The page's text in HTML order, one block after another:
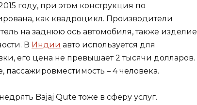
году, при этом конструкция по
как квадроцикл. Производители
на заднюю ось автомобиля, также изделие
В Индии авто используется для
его цена не превышает 2 тысячи долларов.
пассажировместимость – 4 человека.
Bajaj Qute тоже в сферу услуг.